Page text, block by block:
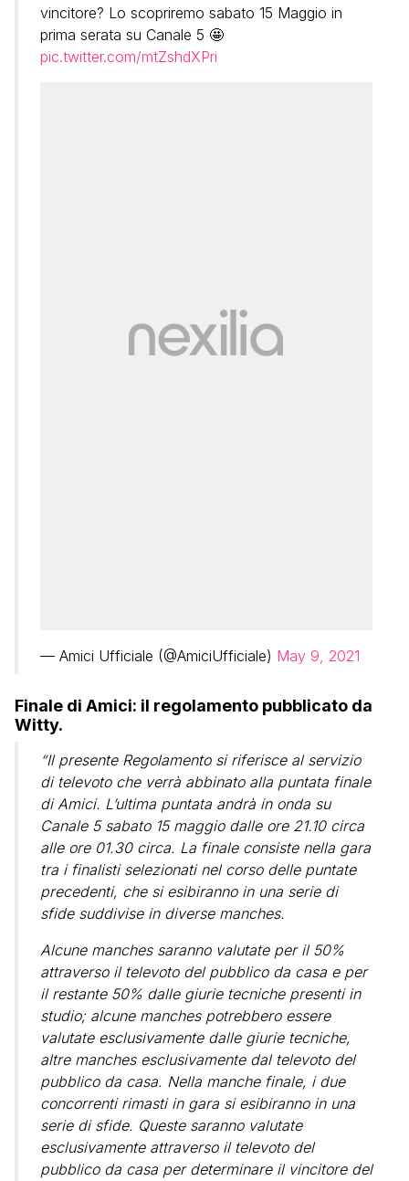
vincitore? Lo scopriremo sabato 15 Maggio in
prima serata su Canale 5 🤩
pic.twitter.com/mtZshdXPri
— Amici Ufficiale (@AmiciUfficiale) May 9, 2021
Finale di Amici: il regolamento pubblicato da
Witty.
“Il presente Regolamento si riferisce al servizio
di televoto che verrà abbinato alla puntata finale
di Amici. L’ultima puntata andrà in onda su
Canale 5 sabato 15 maggio dalle ore 21.10 circa
alle ore 01.30 circa. La finale consiste nella gara
tra i finalisti selezionati nel corso delle puntate
precedenti, che si esibiranno in una serie di
sfide suddivise in diverse manches.
Alcune manches saranno valutate per il 50%
attraverso il televoto del pubblico da casa e per
il restante 50% dalle giurie tecniche presenti in
studio; alcune manches potrebbero essere
valutate esclusivamente dalle giurie tecniche,
altre manches esclusivamente dal televoto del
pubblico da casa. Nella manche finale, i due
concorrenti rimasti in gara si esibiranno in una
serie di sfide. Queste saranno valutate
esclusivamente attraverso il televoto del
pubblico da casa per determinare il vincitore del